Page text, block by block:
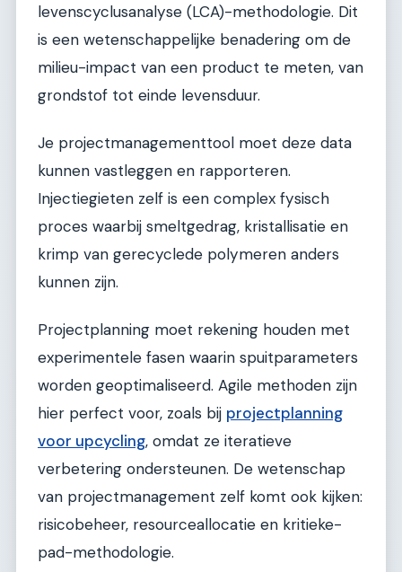
levenscyclusanalyse (LCA)-methodologie. Dit
is een wetenschappelijke benadering om de
milieu-impact van een product te meten, van
grondstof tot einde levensduur.
Je projectmanagementtool moet deze data
kunnen vastleggen en rapporteren.
Injectiegieten zelf is een complex fysisch
proces waarbij smeltgedrag, kristallisatie en
krimp van gerecyclede polymeren anders
kunnen zijn.
Projectplanning moet rekening houden met
experimentele fasen waarin spuitparameters
worden geoptimaliseerd. Agile methoden zijn
hier perfect voor, zoals bij projectplanning
voor upcycling, omdat ze iteratieve
verbetering ondersteunen. De wetenschap
van projectmanagement zelf komt ook kijken:
risicobeheer, resourceallocatie en kritieke-
pad-methodologie.